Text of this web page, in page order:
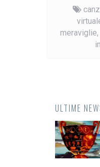
meraviglie,
ULTIME
Odissea, il racconto
dell’Occidente